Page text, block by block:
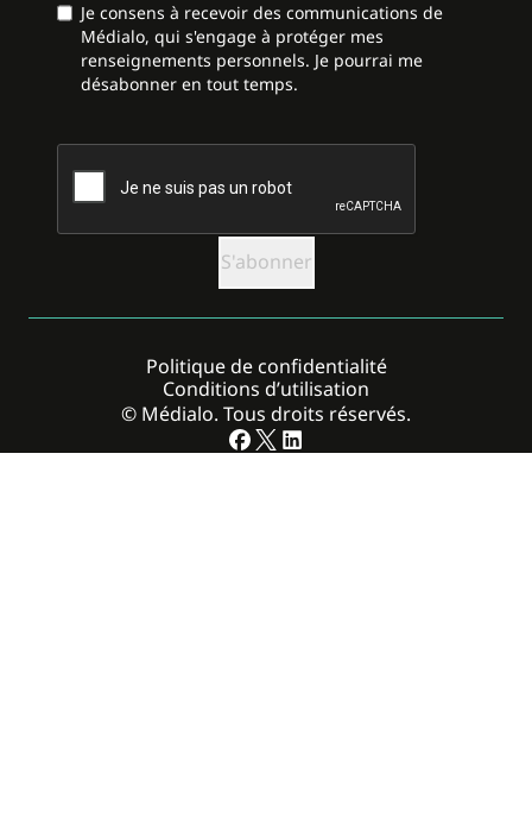
Je consens à recevoir des communications de
Médialo, qui s'engage à protéger mes
renseignements personnels. Je pourrai me
désabonner en tout temps.
CAPTCHA
© Médialo. Tous droits réservés.
Politique de confidentialité
Conditions d’utilisation